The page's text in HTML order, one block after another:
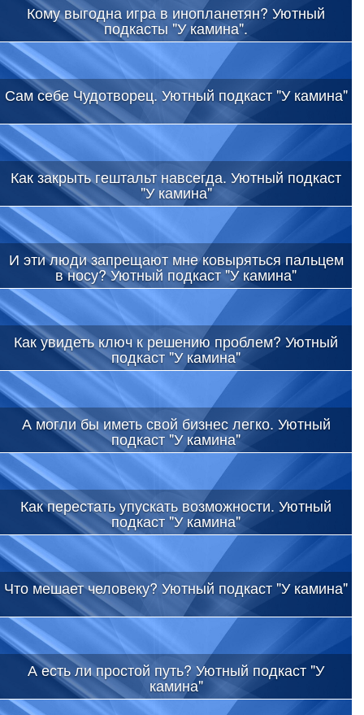
Кому выгодна игра в инопланетян? Уютный
подкасты "У камина".
Сам себе Чудотворец. Уютный подкаст "У камина"
Как закрыть гештальт навсегда. Уютный подкаст
"У камина"
И эти люди запрещают мне ковыряться пальцем
в носу? Уютный подкаст "У камина"
Как увидеть ключ к решению проблем? Уютный
подкаст "У камина"
А могли бы иметь свой бизнес легко. Уютный
подкаст "У камина"
Как перестать упускать возможности. Уютный
подкаст "У камина"
Что мешает человеку? Уютный подкаст "У камина"
А есть ли простой путь? Уютный подкаст "У
камина"